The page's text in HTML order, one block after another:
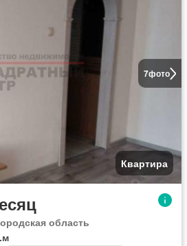
7фото
Квартира
область